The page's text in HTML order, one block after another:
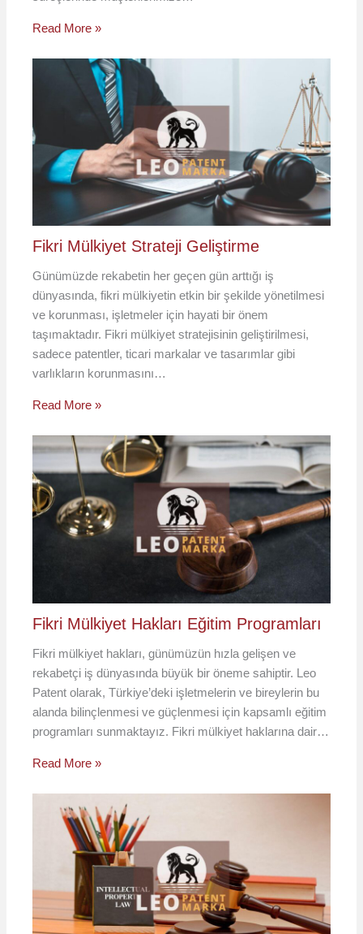
Read More »
Fikri Mülkiyet Strateji Geliştirme
Günümüzde rekabetin her geçen gün arttığı iş
dünyasında, fikri mülkiyetin etkin bir şekilde yönetilmesi
ve korunması, işletmeler için hayati bir önem
taşımaktadır. Fikri mülkiyet stratejisinin geliştirilmesi,
sadece patentler, ticari markalar ve tasarımlar gibi
varlıkların korunmasını…
Read More »
Fikri Mülkiyet Hakları Eğitim Programları
Fikri mülkiyet hakları, günümüzün hızla gelişen ve
rekabetçi iş dünyasında büyük bir öneme sahiptir. Leo
Patent olarak, Türkiye’deki işletmelerin ve bireylerin bu
alanda bilinçlenmesi ve güçlenmesi için kapsamlı eğitim
programları sunmaktayız. Fikri mülkiyet haklarına dair…
Read More »